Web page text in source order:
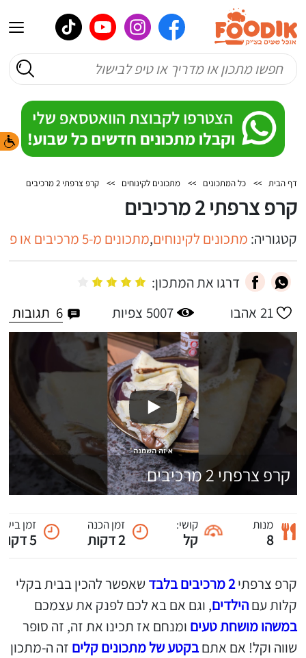
דף הבית >> כל המתכונים >> מתכונים לקינוחים >> קרפ צרפתי 2 מרכיבים
קרפ צרפתי 2 מרכיבים
קטגוריה: מתכונים לקינוחים,מתכונים מ-5 מרכיבים או פחות
דרגו את המתכון:
21 אהבו 5007 צפיות 6 תגובות
קרפ צרפתי 2 מרכיבים
מנות
8
קושי:
קל
זמן הכנה
2 דקות
זמן
5 דקות
קרפ צרפתי2 מרכיבים בלבד
שאפשר להכין בבית בקלי
קלות עםהילדים, וגם אם בא לכם לפנק את עצמכם
במשהו מושחת טעים ומנחם אז תכינו את זה, זה סופר
שווה וקל! אם אתםבקטע של מתכונים קלים זה ה-מתכון